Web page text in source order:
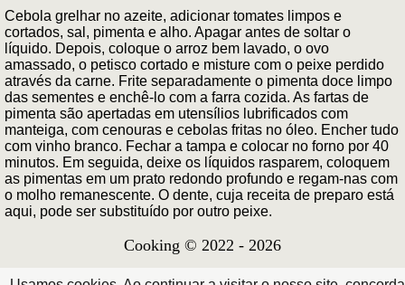
Cebola grelhar no azeite, adicionar tomates limpos e
cortados, sal, pimenta e alho. Apagar antes de soltar o
líquido. Depois, coloque o arroz bem lavado, o ovo
amassado, o petisco cortado e misture com o peixe perdido
através da carne. Frite separadamente o pimenta doce limpo
das sementes e enchê-lo com a farra cozida. As fartas de
pimenta são apertadas em utensílios lubrificados com
manteiga, com cenouras e cebolas fritas no óleo. Encher tudo
com vinho branco. Fechar a tampa e colocar no forno por 40
minutos. Em seguida, deixe os líquidos rasparem, coloquem
as pimentas em um prato redondo profundo e regam-nas com
o molho remanescente. O dente, cuja receita de preparo está
aqui, pode ser substituído por outro peixe.
Cooking © 2022 - 2026